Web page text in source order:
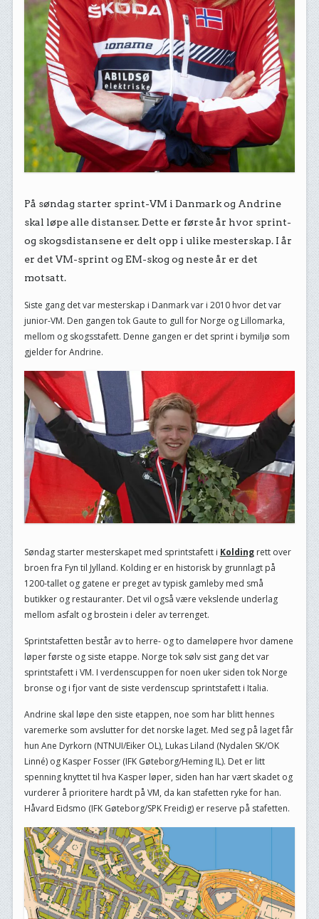
På søndag starter sprint-VM i Danmark og Andrine
skal løpe alle distanser. Dette er første år hvor sprint-
og skogsdistansene er delt opp i ulike mesterskap. I år
er det VM-sprint og EM-skog og neste år er det
motsatt.
Siste gang det var mesterskap i Danmark var i 2010 hvor det var
junior-VM. Den gangen tok Gaute to gull for Norge og Lillomarka,
mellom og skogsstafett. Denne gangen er det sprint i bymiljø som
gjelder for Andrine.
Søndag starter mesterskapet med sprintstafett i Koldingrett over
broen fra Fyn til Jylland. Kolding er en historisk by grunnlagt på
1200-tallet og gatene er preget av typisk gamleby med små
butikker og restauranter. Det vil også være vekslende underlag
mellom asfalt og brostein i deler av terrenget.
Sprintstafetten består av to herre- og to dameløpere hvor damene
løper første og siste etappe. Norge tok sølv sist gang det var
sprintstafett i VM. I verdenscuppen for noen uker siden tok Norge
bronse og i fjor vant de siste verdenscup sprintstafett i Italia.
Andrine skal løpe den siste etappen, noe som har blitt hennes
varemerke som avslutter for det norske laget. Med seg på laget får
hun Ane Dyrkorn (NTNUI/Eiker OL), Lukas Liland (Nydalen SK/OK
Linné) og Kasper Fosser (IFK Gøteborg/Heming IL). Det er litt
spenning knyttet til hva Kasper løper, siden han har vært skadet og
vurderer å prioritere hardt på VM, da kan stafetten ryke for han.
Håvard Eidsmo (IFK Gøteborg/SPK Freidig) er reserve på stafetten.